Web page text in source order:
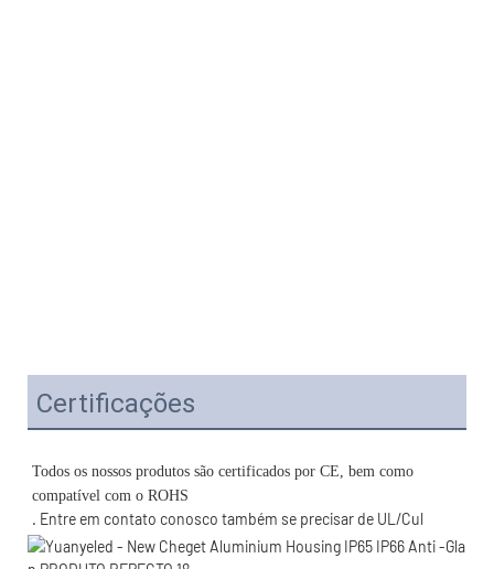
Certificações
Todos os nossos produtos são certificados por CE, bem como
. Entre em contato conosco também se precisar de UL/Cul